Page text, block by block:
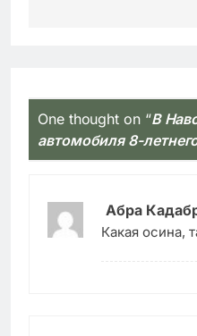
One thought on “В
автомобиля 8-
Абра
Какая осина,